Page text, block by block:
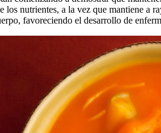
los nutrientes, a la vez que mantiene a
favoreciendo el desarrollo de